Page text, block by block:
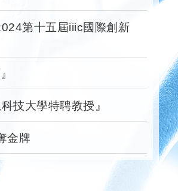
第十五屆iiic國際創新
技大學特聘教授』
金牌